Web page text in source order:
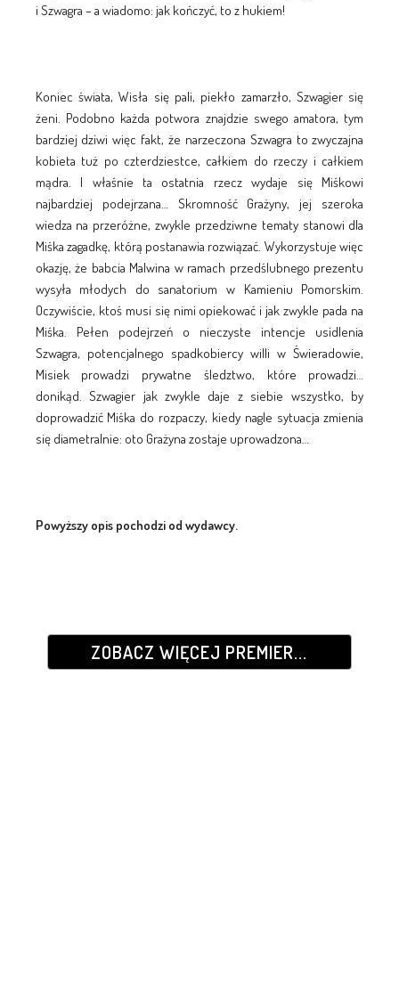
i Szwagra – a wiadomo: jak kończyć, to z hukiem!
Koniec świata, Wisła się pali, piekło zamarzło, Szwagier się
żeni. Podobno każda potwora znajdzie swego amatora, tym
bardziej dziwi więc fakt, że narzeczona Szwagra to zwyczajna
kobieta tuż po czterdziestce, całkiem do rzeczy i całkiem
mądra. I właśnie ta ostatnia rzecz wydaje się Miśkowi
najbardziej podejrzana… Skromność Grażyny, jej szeroka
wiedza na przeróżne, zwykle przedziwne tematy stanowi dla
Miśka zagadkę, którą postanawia rozwiązać. Wykorzystuje więc
okazję, że babcia Malwina w ramach przedślubnego prezentu
wysyła młodych do sanatorium w Kamieniu Pomorskim.
Oczywiście, ktoś musi się nimi opiekować i jak zwykle pada na
Miśka. Pełen podejrzeń o nieczyste intencje usidlenia
Szwagra, potencjalnego spadkobiercy willi w Świeradowie,
Misiek prowadzi prywatne śledztwo, które prowadzi…
donikąd. Szwagier jak zwykle daje z siebie wszystko, by
doprowadzić Miśka do rozpaczy, kiedy nagle sytuacja zmienia
się diametralnie: oto Grażyna zostaje uprowadzona…
Powyższy opis pochodzi od wydawcy.
ZOBACZ WIĘCEJ PREMIER...